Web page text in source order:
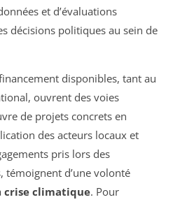
et d’évaluations
décisions politiques au sein de
disponibles, tant au
ouvrent des voies
de projets concrets en
des acteurs locaux et
pris lors des
témoignent d’une volonté
crise climatique. Pour